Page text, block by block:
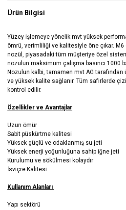
Ürün Bilgisi
Yüzey işlemeye yönelik mvt yüksek
ömrü, verimliliği ve kalitesiyle öne çıkar.
nozül, piyasadaki tüm müşteriye özel
nozulun maksimum çalışma basıncı 1000
Nozulun kalbi, tamamen mvt AG
ve yüksek kalite sağlanır. Tüm safirlerde
kontrol edilir.
Özellikler ve Avantajlar
Uzun ömür
Sabit püskürtme kalitesi
Yüksek güçlü ve odaklanmış su jeti
Yüksek enerji yoğunluğuna sahip iğne jeti
Kurulumu ve sökülmesi kolaydır
İsviçre Kalitesi
Kullanım Alanları
Yapı sektörü